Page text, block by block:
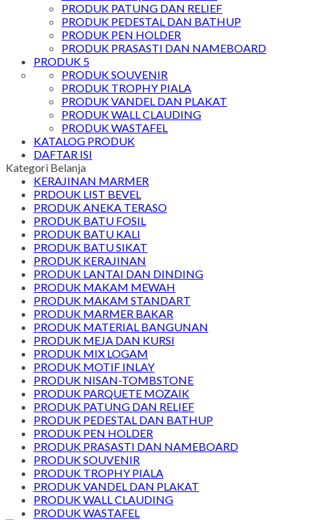
PRODUK PATUNG DAN RELIEF
PRODUK PEDESTAL DAN BATHUP
PRODUK PEN HOLDER
PRODUK PRASASTI DAN NAMEBOARD
PRODUK 5
PRODUK SOUVENIR
PRODUK TROPHY PIALA
PRODUK VANDEL DAN PLAKAT
PRODUK WALL CLAUDING
PRODUK WASTAFEL
KATALOG PRODUK
DAFTAR ISI
Kategori Belanja
KERAJINAN MARMER
PRDOUK LIST BEVEL
PRODUK ANEKA TERASO
PRODUK BATU FOSIL
PRODUK BATU KALI
PRODUK BATU SIKAT
PRODUK KERAJINAN
PRODUK LANTAI DAN DINDING
PRODUK MAKAM MEWAH
PRODUK MAKAM STANDART
PRODUK MARMER BAKAR
PRODUK MATERIAL BANGUNAN
PRODUK MEJA DAN KURSI
PRODUK MIX LOGAM
PRODUK MOTIF INLAY
PRODUK NISAN-TOMBSTONE
PRODUK PARQUETE MOZAIK
PRODUK PATUNG DAN RELIEF
PRODUK PEDESTAL DAN BATHUP
PRODUK PEN HOLDER
PRODUK PRASASTI DAN NAMEBOARD
PRODUK SOUVENIR
PRODUK TROPHY PIALA
PRODUK VANDEL DAN PLAKAT
PRODUK WALL CLAUDING
PRODUK WASTAFEL